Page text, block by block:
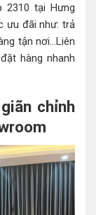
2310 tại Hưng
ưu đãi như: trả
tận nơi…Liên
hàng nhanh
chỉnh